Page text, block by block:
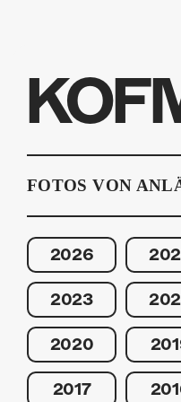
FOTOS VON
2026
2023
2020
2017